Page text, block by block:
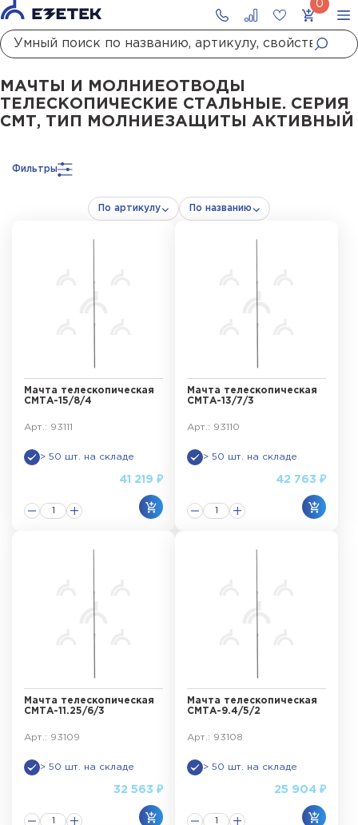
ГлавнаяКаталог Стержневые молниеотводы и мачты
МАЧТЫ И МОЛНИЕОТВОДЫ
ТЕЛЕСКОПИЧЕСКИЕ СТАЛЬНЫЕ. СЕРИЯ
СМТ, ТИП МОЛНИЕЗАЩИТЫ АКТИВНЫЙ
Фильтры
По артикулу По названию
Мачта телескопическая
СМТА-15/8/4
Арт.: 93111
> 50 шт. на складе
41 219 ₽
Мачта телескопическая
СМТА-13/7/3
Арт.: 93110
> 50 шт. на складе
42 763 ₽
Мачта телескопическая
СМТА-11.25/6/3
Арт.: 93109
> 50 шт. на складе
32 563 ₽
Мачта телескопическая
СМТА-9.4/5/2
Арт.: 93108
> 50 шт. на складе
25 904 ₽